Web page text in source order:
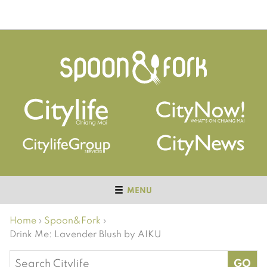
MENU
Home › Spoon&Fork ›
Drink Me: Lavender Blush by AIKU
Search